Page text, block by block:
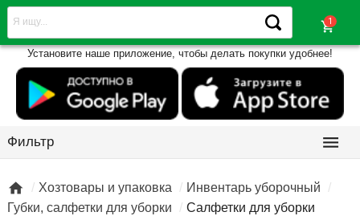
shopping_cart
Установите наше приложение, чтобы делать покупки удобнее!
Фильтр 
 Хозтовары и упаковка
Инвентарь уборочный
Губки, салфетки для уборки
Салфетки для уборки